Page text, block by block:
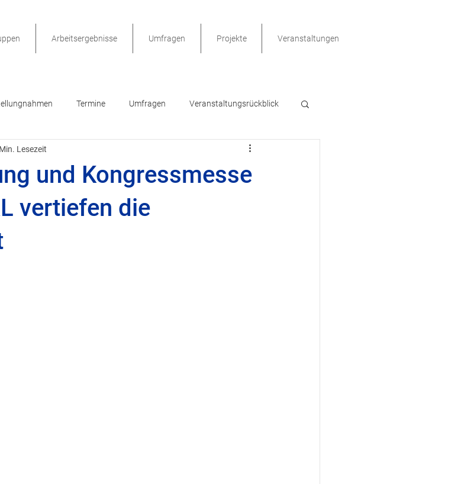
Arbeitsergebnisse Umfragen Projekte Veranstaltungen
Termine Umfragen Veranstaltungsrückblick
Fokus Lehrerdienstgeräte
und Kongressmesse
vertiefen die
Lesezeit